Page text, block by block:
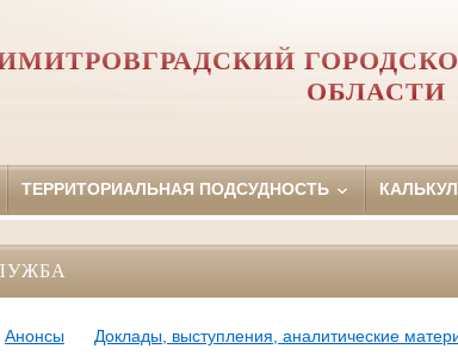
ОБЛАСТИ
ТЕРРИТОРИАЛЬНАЯ ПОДСУДНОСТЬ
Анонсы Доклады, выступления, аналитические